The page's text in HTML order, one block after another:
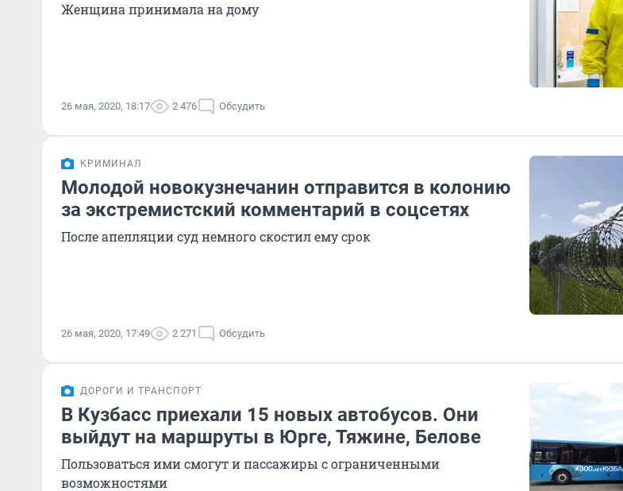
Женщина принимала на дому
26 мая, 2020, 18:17 2 476 Обсудить
КРИМИНАЛ
Молодой новокузнечанин отправится в колонию
за экстремистский комментарий в соцсетях
После апелляции суд немного скостил ему срок
26 мая, 2020, 17:49 2 271 Обсудить
ДОРОГИ И ТРАНСПОРТ
В Кузбасс приехали 15 новых автобусов. Они
выйдут на маршруты в Юрге, Тяжине, Белове
Пользоваться ими смогут и пассажиры с ограниченными
возможностями